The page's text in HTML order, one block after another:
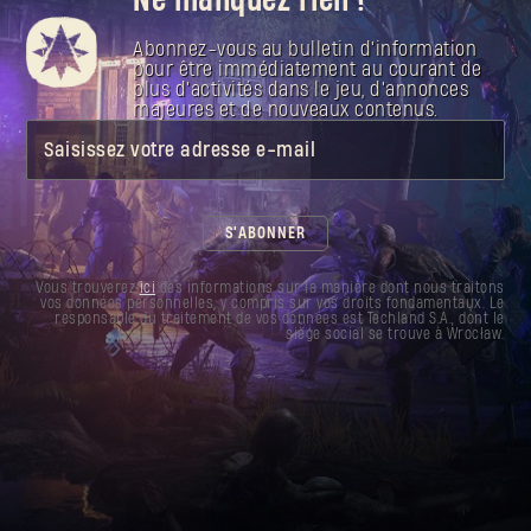
spéciale infectée.
Autrefois utilisée par les mineurs pour briser
des cailloux, la puissante pioche convient
aujourd'hui parfaitement à l'extraction de
trophées Infectés.
Dominez les cieux avec un nouveau parapente
qui brille dans le noir.
Abonnez-vous au bulletin d'information
pour être immédiatement au courant de
plus d'activités dans le jeu, d'annonces
majeures et de nouveaux contenus.
Saisissez votre adresse e-mail
S'ABONNER
Vous trouverezici des informations sur la manière dont nous traitons
vos données personnelles, y compris sur vos droits fondamentaux. Le
responsable du traitement de vos données est Techland S.A., dont le
siège social se trouve à Wrocław.